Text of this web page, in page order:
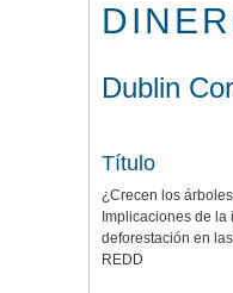
Dublin
Título
¿Crecen los
Implicaciones de
deforestación en
REDD